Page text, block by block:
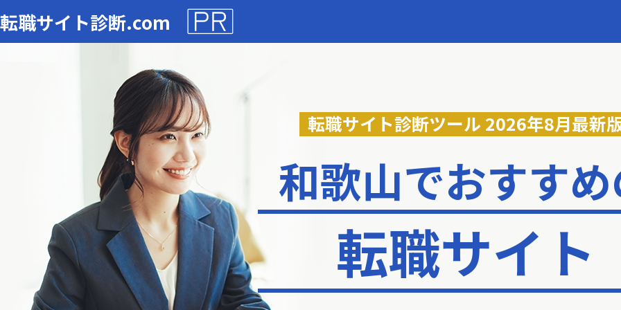
転職サイト診断.com
転職サイト診断ツール 2026年8月最新
和歌山でおすす
転職サイト